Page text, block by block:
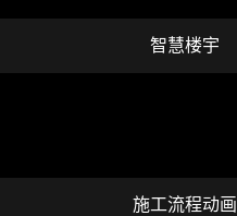
智慧楼宇
施工流程动画